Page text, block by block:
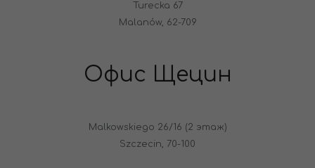
Turecka 67
Malanów, 62-709
Офис Щецин
Malkowskiego 26/16 (2 этаж)
Szczecin, 70-100